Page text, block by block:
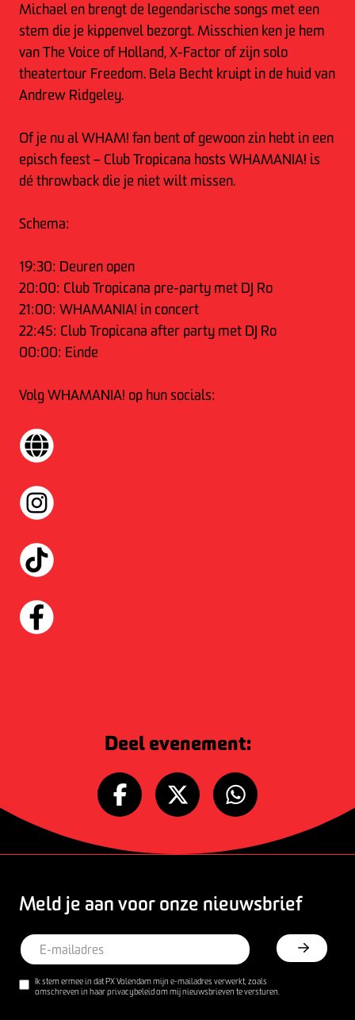
Michael en brengt de legendarische songs met een
stem die je kippenvel bezorgt. Misschien ken je hem
van The Voice of Holland, X-Factor of zijn solo
theatertour Freedom. Bela Becht kruipt in de huid van
Andrew Ridgeley.
Of je nu al WHAM! fan bent of gewoon zin hebt in een
episch feest – Club Tropicana hosts WHAMANIA! is
dé throwback die je niet wilt missen.
Schema:
19:30: Deuren open
20:00: Club Tropicana pre-party met DJ Ro
21:00: WHAMANIA! in concert
22:45: Club Tropicana after party met DJ Ro
00:00: Einde
Volg WHAMANIA! op hun socials:
Deel evenement:
Meld je aan voor onze nieuwsbrief
Ik stem ermee in dat PX Volendam mijn e-mailadres verwerkt, zoals
omschreven in haar privacybeleid om mij nieuwsbrieven te versturen.